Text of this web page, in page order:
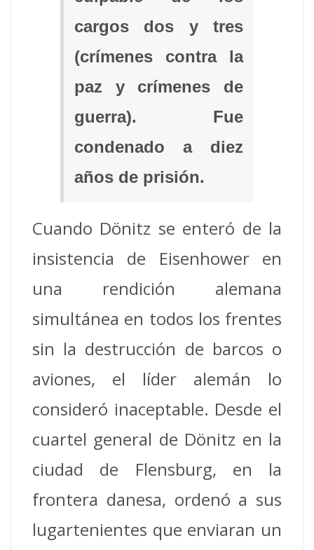
cargos dos y tres
(crímenes contra la
paz y crímenes de
guerra). Fue
condenado a diez
años de prisión.
Cuando Dönitz se enteró de la
insistencia de Eisenhower en
una rendición alemana
simultánea en todos los frentes
sin la destrucción de barcos o
aviones, el líder alemán lo
consideró inaceptable. Desde el
cuartel general de Dönitz en la
ciudad de Flensburg, en la
frontera danesa, ordenó a sus
lugartenientes que enviaran un